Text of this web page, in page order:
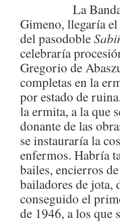
La Banda de
Gimeno, llegaría
del pasodoble
celebraría
Gregorio de
completas en la
por estado de
la ermita, a la que
donante de las
se instauraría la
enfermos. Habría
bailes, encierros
bailadores de
conseguido el
de 1946, a los que